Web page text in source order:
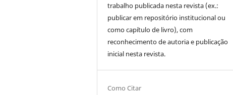
trabalho publicada nesta revista (ex.:
publicar em repositório institucional ou
como capítulo de livro), com
reconhecimento de autoria e publicação
inicial nesta revista.
Como Citar